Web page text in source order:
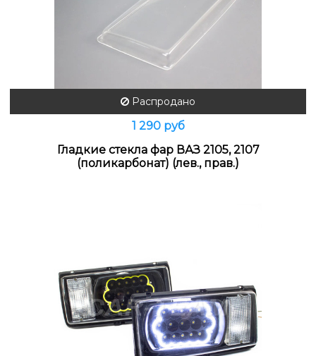
Распродано
1 290 руб
Гладкие стекла фар ВАЗ 2105, 2107
(поликарбонат) (лев., прав.)